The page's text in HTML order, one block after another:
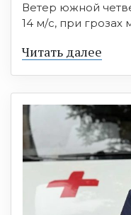
Ветер южной
14 м/с, при грозах
Читать далее